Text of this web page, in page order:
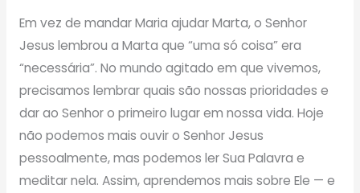
Em vez de mandar Maria ajudar Marta, o Senhor
Jesus lembrou a Marta que “uma só coisa” era
“necessária”. No mundo agitado em que vivemos,
precisamos lembrar quais são nossas prioridades e
dar ao Senhor o primeiro lugar em nossa vida. Hoje
não podemos mais ouvir o Senhor Jesus
pessoalmente, mas podemos ler Sua Palavra e
meditar nela. Assim, aprendemos mais sobre Ele — e